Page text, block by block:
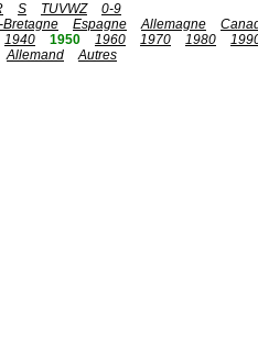
S TUVWZ
0-9
Bretagne Espagne Allemagne
1940 1950 1960 1970 1980
Allemand
Autres